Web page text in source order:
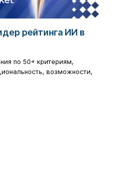
рейтинга ИИ в
по 50+ критериям,
возможности,